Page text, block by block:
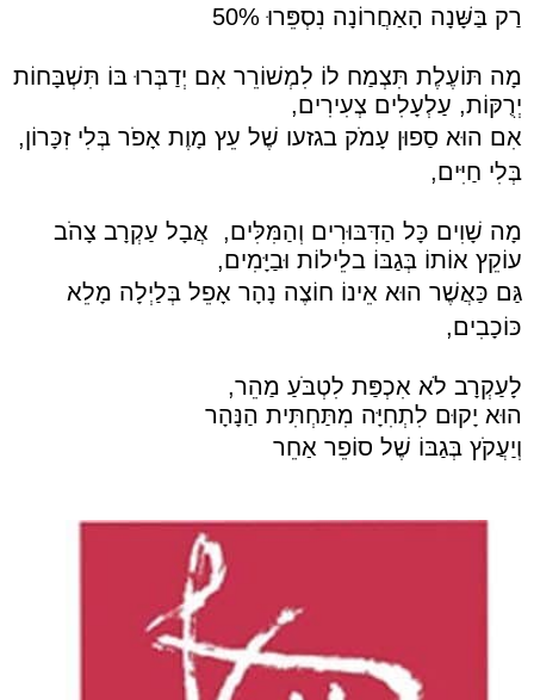
רַק בַּשָּׁנָה הָאַחֲרוֹנָה נִסְפֵּרוּ 50%
מָה תּוֹעֶלֶת תִּצְמַח לוֹ לִמְשׁוֹרֵר אִם יְדַבְּרוּ בּוֹ תִּשְׁבָּחוֹת
יְרֻקּוֹת, עַלְעָלִים צְעִירִים,
אִם הוּא סַפוּן עָמֹק בגזעו שֶׁל עֵץ מָוֶת אָפֹר בְּלִי זִכָּרוֹן,
בְּלִי חַיִּים,
מָה שָׁוִים כָּל הַדִּבּוּרִים וְהַמִּלִּים, אֲבָל עַקְרָב צָהֹב
עוֹקֵץ אוֹתוֹ בְּגַבּוֹ בלֵילוֹת וּבַיָּמִים,
גַּם כַּאֲשֶׁר הוּא אֵינוֹ חוֹצֶה נָהָר אָפֵל בְּלַיְלָה מָלֵא
כּוֹכָבִים,
לָעַקְרָב לֹא אִכְפַּת לִטְבֹּעַ מַהֵר,
הוּא יָקוּם לִתְחִיָּה מִתַּחְתִּית הַנָּהָר
וְיַעֲקֹץ בְּגַבּוֹ שֶׁל סוֹפֵר אַחֵר